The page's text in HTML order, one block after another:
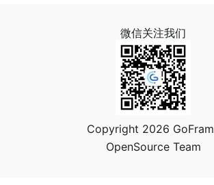
微信关注我们
Copyright 2026
OpenSource Team